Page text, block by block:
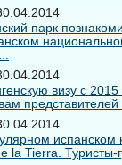
парк
визу с 2015
испанском
la Tierra. Туристы-